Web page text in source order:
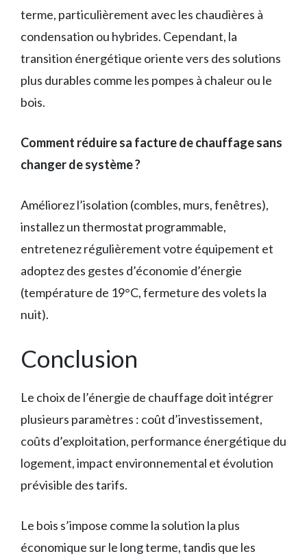
terme, particulièrement avec les chaudières à
condensation ou hybrides. Cependant, la
transition énergétique oriente vers des solutions
plus durables comme les pompes à chaleur ou le
bois.
Comment réduire sa facture de chauffage sans
changer de système ?
Améliorez l’isolation (combles, murs, fenêtres),
installez un thermostat programmable,
entretenez régulièrement votre équipement et
adoptez des gestes d’économie d’énergie
(température de 19°C, fermeture des volets la
nuit).
Conclusion
Le choix de l’énergie de chauffage doit intégrer
plusieurs paramètres : coût d’investissement,
coûts d’exploitation, performance énergétique du
logement, impact environnemental et évolution
prévisible des tarifs.
Le bois s’impose comme la solution la plus
économique sur le long terme, tandis que les